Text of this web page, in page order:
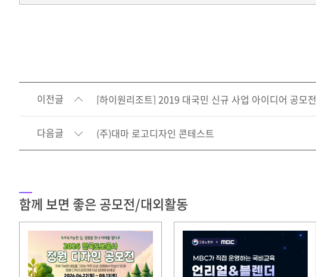
이전글 [하이원리조트] 2019 대국민 신규 사업 아이디어 공모전
다음글 (주)대마 로고디자인 콘테스트
함께 보면 좋은 공모전/대외활동